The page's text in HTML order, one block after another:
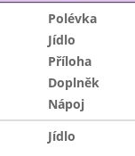
Polévka
Jídlo
Příloha
Doplněk
Nápoj
Jídlo